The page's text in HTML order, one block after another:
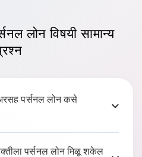
लोन विषयी सामान्य
पर्सनल लोन कसे
पर्सनल लोन मिळू शकेल